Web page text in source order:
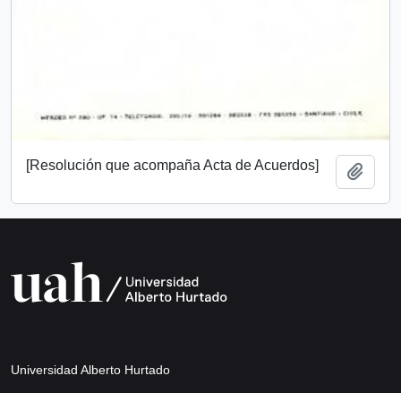
[Resolución que acompaña Acta de Acuerdos]
Universidad Alberto Hurtado